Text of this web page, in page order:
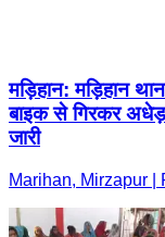
मड़िहान: मड़िहान
बाइक से गिरकर
जारी
Marihan, Mirzapur |